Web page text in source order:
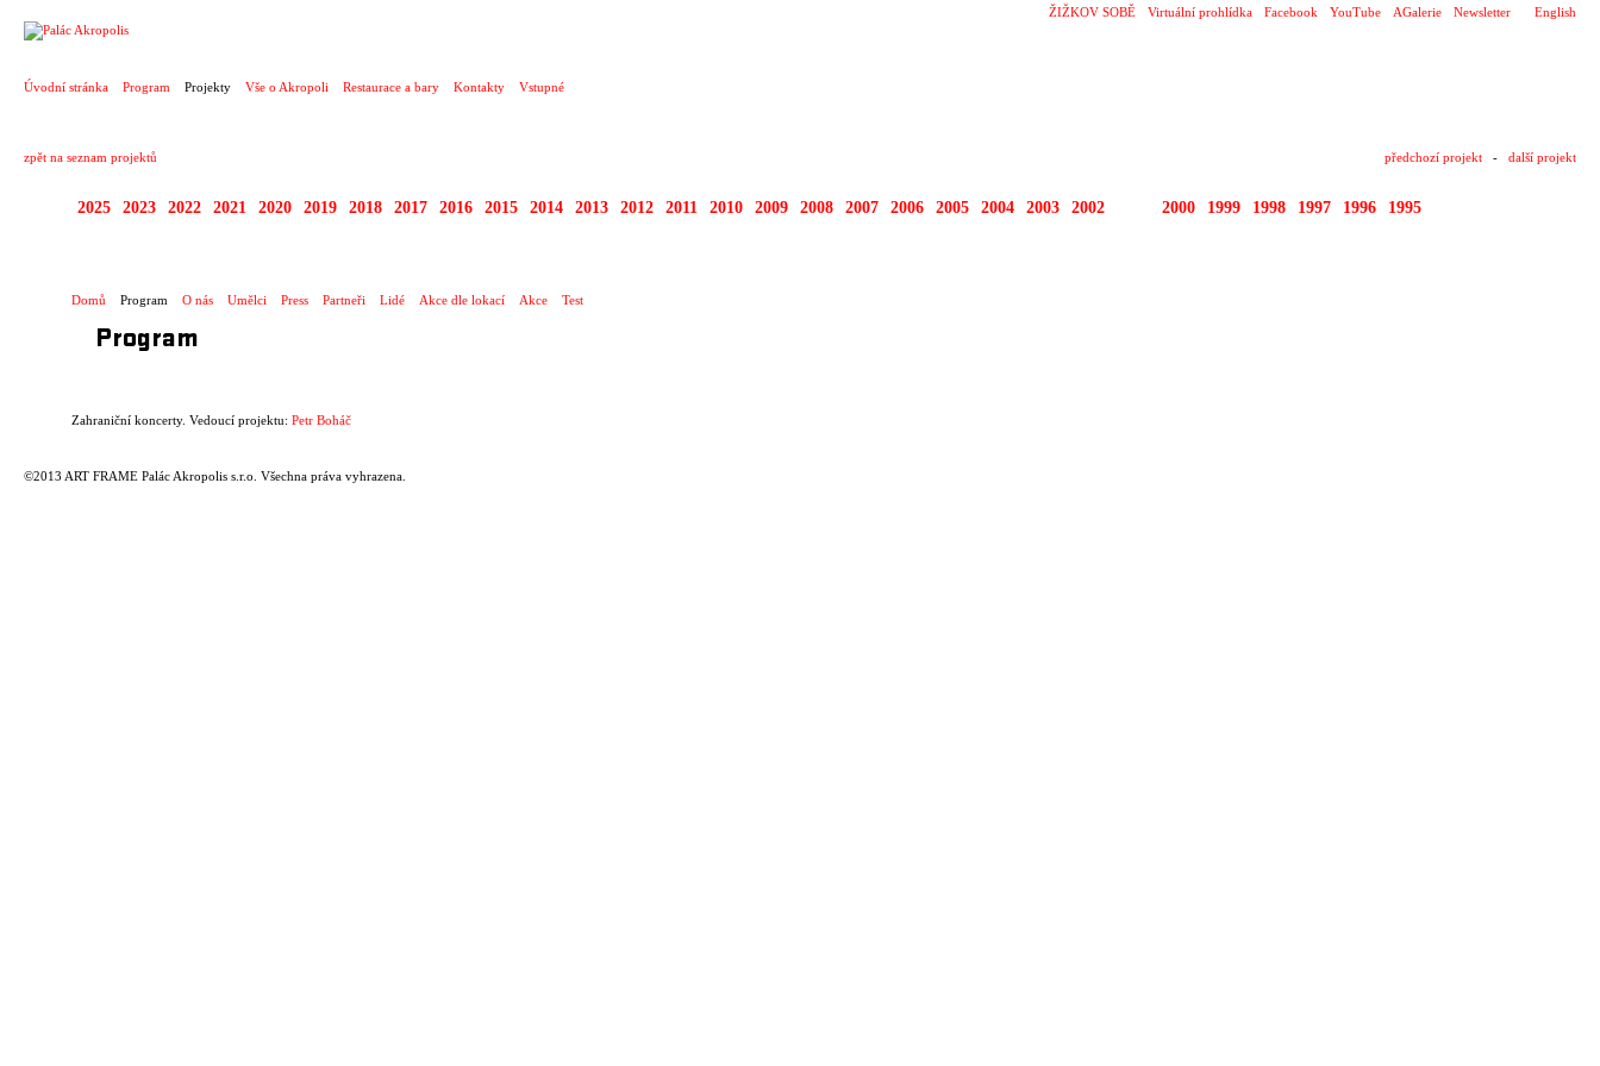
English
ŽIŽKOV SOBĚ Virtuální prohlídka Facebook YouTube AGalerie Newsletter
Úvodní stránka Program Projekty Vše o Akropoli Restaurace a bary Kontakty Vstupné
zpět na seznam projektů předchozí projekt - další projekt
2025 2023 2022 2021 2020 2019 2018 2017 2016 2015 2014 2013 2012 2011 2010 2009 2008 2007 2006 2005 2004 2003 2002 2000 1999 1998 1997 1996 1995
Domů Program O nás Umělci Press Partneři Lidé Akce dle lokací Akce Test
Program
Zahraniční koncerty. Vedoucí projektu: Petr Boháč
©2013 ART FRAME Palác Akropolis s.r.o. Všechna práva vyhrazena.